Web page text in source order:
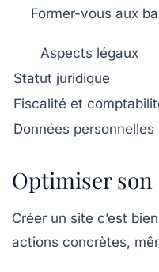
Former-vous aux
Aspects légaux
Statut juridique
Fiscalité et
Données personnelles
Optimiser son
Créer un site c’est
actions concrètes,